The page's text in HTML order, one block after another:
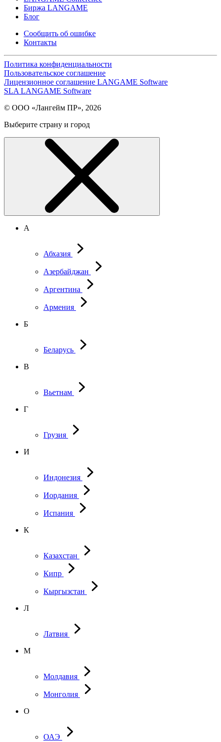
Биржа LANGAME
Блог
Сообщить об ошибке
Контакты
Политика конфиденциальности
Пользовательское соглашение
Лицензионное соглашение LANGAME Software
SLA LANGAME Software
© ООО «Лангейм ПР», 2026
Выберите страну и город
А
Абхазия
Азербайджан
Аргентина
Армения
Б
Беларусь
В
Вьетнам
Г
Грузия
И
Индонезия
Иордания
Испания
К
Казахстан
Кипр
Кыргызстан
Л
Латвия
М
Молдавия
Монголия
О
ОАЭ